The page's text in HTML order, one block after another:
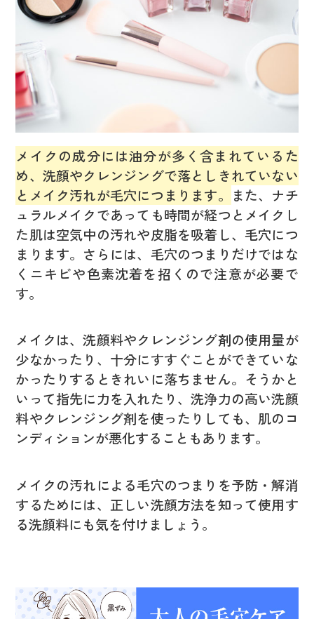
メイクの成分には油分が多く含まれているた
め、洗顔やクレンジングで落としきれていない
とメイク汚れが毛穴につまります。 また、ナチ
ュラルメイクであっても時間が経つとメイクし
た肌は空気中の汚れや皮脂を吸着し、毛穴につ
まります。さらには、毛穴のつまりだけではな
くニキビや色素沈着を招くので注意が必要で
す。
メイクは、洗顔料やクレンジング剤の使用量が
少なかったり、十分にすすぐことができていな
かったりするときれいに落ちません。そうかと
いって指先に力を入れたり、洗浄力の高い洗顔
料やクレンジング剤を使ったりしても、肌のコ
ンディションが悪化することもあります。
メイクの汚れによる毛穴のつまりを予防・解消
するためには、正しい洗顔方法を知って使用す
る洗顔料にも気を付けましょう。